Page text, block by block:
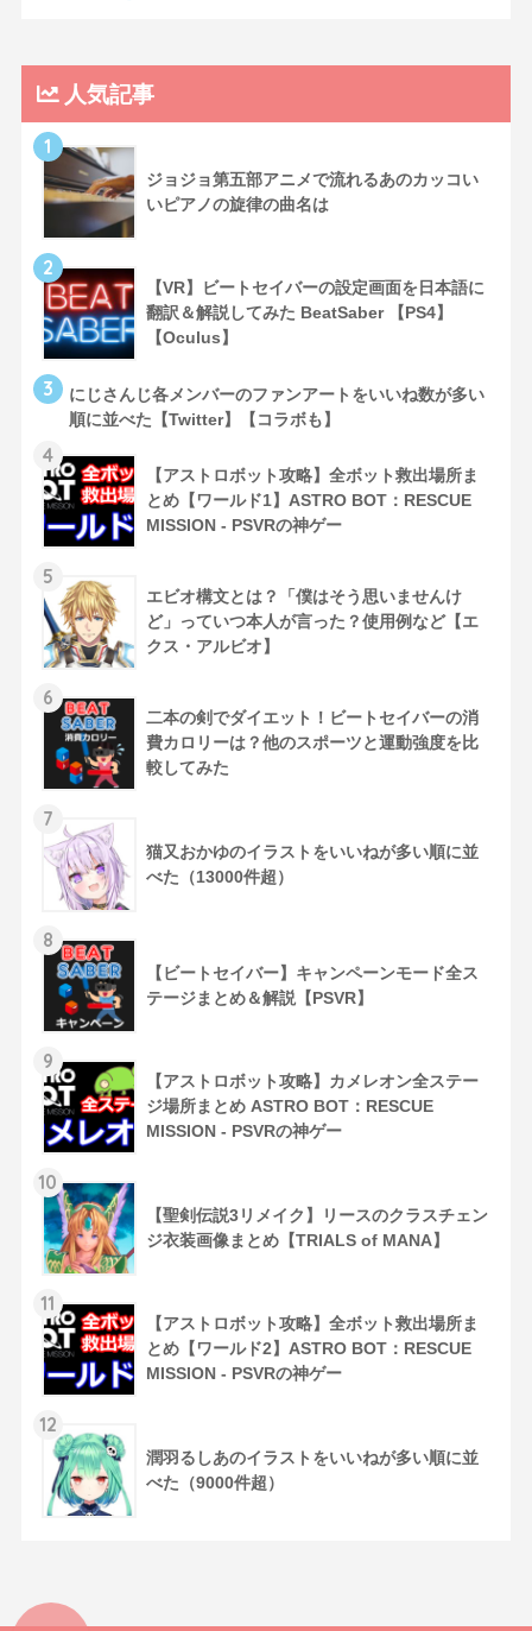
人気記事
1
ジョジョ第五部アニメで流れるあのカッコい
いピアノの旋律の曲名は
2
【VR】ビートセイバーの設定画面を日本語に
翻訳＆解説してみた BeatSaber 【PS4】
【Oculus】
3
にじさんじ各メンバーのファンアートをいいね数が多い
順に並べた【Twitter】【コラボも】
4
【アストロボット攻略】全ボット救出場所ま
とめ【ワールド1】ASTRO BOT：RESCUE
MISSION - PSVRの神ゲー
5
エビオ構文とは？「僕はそう思いませんけ
ど」っていつ本人が言った？使用例など【エ
クス・アルビオ】
6
二本の剣でダイエット！ビートセイバーの消
費カロリーは？他のスポーツと運動強度を比
較してみた
7
猫又おかゆのイラストをいいねが多い順に並
べた（13000件超）
8
【ビートセイバー】キャンペーンモード全ス
テージまとめ＆解説【PSVR】
9
【アストロボット攻略】カメレオン全ステー
ジ場所まとめ ASTRO BOT：RESCUE
MISSION - PSVRの神ゲー
10
【聖剣伝説3リメイク】リースのクラスチェン
ジ衣装画像まとめ【TRIALS of MANA】
11
【アストロボット攻略】全ボット救出場所ま
とめ【ワールド2】ASTRO BOT：RESCUE
MISSION - PSVRの神ゲー
12
潤羽るしあのイラストをいいねが多い順に並
べた（9000件超）